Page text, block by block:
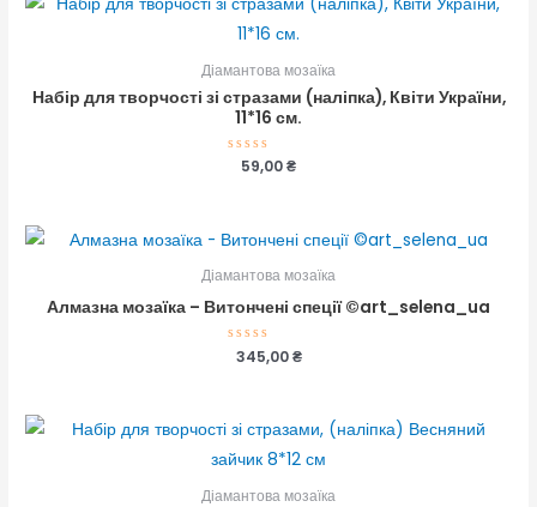
Діамантова мозаїка
Набір для творчості зі стразами (наліпка), Квіти України,
11*16 см.
Оцінено
59,00₴
Діамантова мозаїка
Алмазна мозаїка – Витончені спеції ©art_selena_ua
Оцінено
345,00₴
Діамантова мозаїка